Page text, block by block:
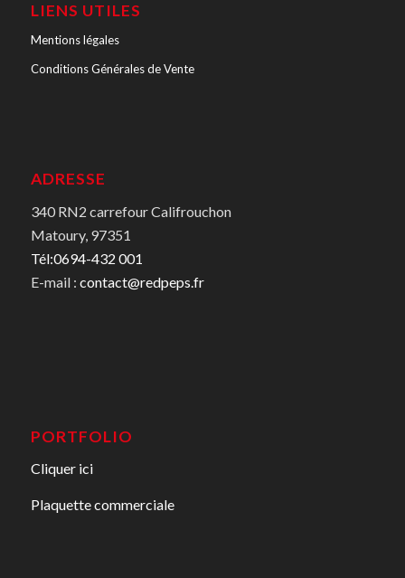
LIENS UTILES
Mentions légales
Conditions Générales de Vente
ADRESSE
340 RN2 carrefour Califrouchon
Matoury, 97351
Tél:0694-432 001
E-mail : contact@redpeps.fr
PORTFOLIO
Cliquer ici
Plaquette commerciale